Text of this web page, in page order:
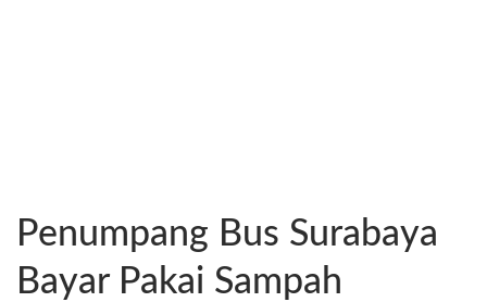
Penumpang Bus Surabaya
Bayar Pakai Sampah